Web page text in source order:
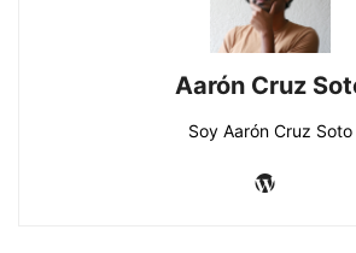
Aarón Cruz
Soy Aarón Cruz Soto